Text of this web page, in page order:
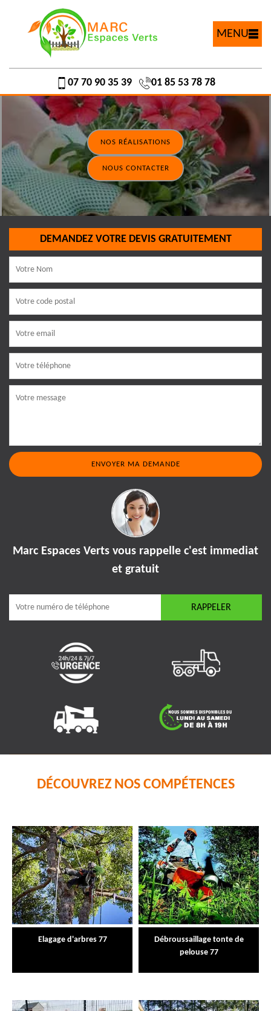
MENU
07 70 90 35 39 01 85 53 78 78
NOS RÉALISATIONS
NOUS CONTACTER
DEMANDEZ VOTRE DEVIS GRATUITEMENT
Marc Espaces Verts vous rappelle c'est immediat
et gratuit
DÉCOUVREZ NOS COMPÉTENCES
Elagage d'arbres 77
Débroussaillage tonte de
pelouse 77